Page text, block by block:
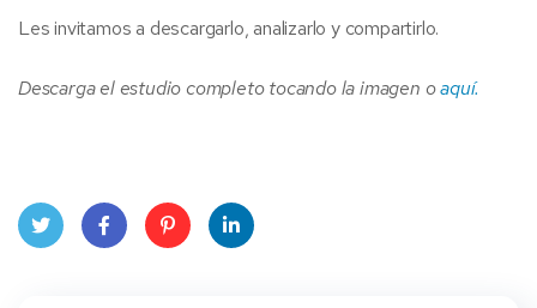
Les invitamos a descargarlo, analizarlo y compartirlo.
Descarga el estudio completo tocando la imagen oaquí.